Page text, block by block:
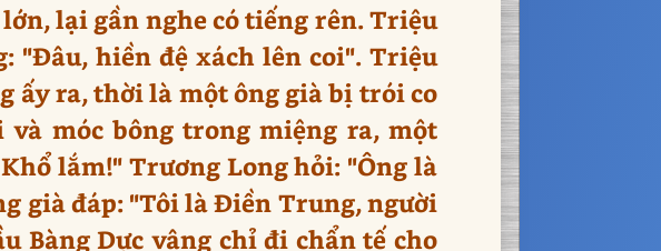
lại gần nghe có tiếng rên. Triệu
"Đâu, hiền đệ xách lên coi". Triệu
ấy ra, thời là một ông già bị trói co
móc bông trong miệng ra, một
lắm!" Trương Long hỏi: "Ông là
già đáp: "Tôi là Điền Trung, người
Bàng Dực vâng chỉ đi chẩn tế cho